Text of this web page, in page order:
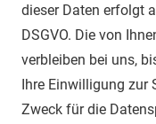
dieser Daten erfolgt
DSGVO. Die von
verbleiben bei uns,
Ihre Einwilligung zur
Zweck für die